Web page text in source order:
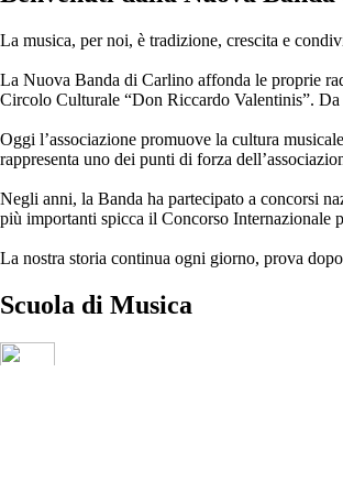
La musica, per noi, è tradizione, crescita e
La Nuova Banda di Carlino affonda le proprie
Circolo Culturale “Don Riccardo Valentinis”.
Oggi l’associazione promuove la cultura
rappresenta uno dei punti di forza
Negli anni, la Banda ha partecipato a concorsi
più importanti spicca il Concorso Internazionale
La nostra storia continua ogni giorno, prova
Scuola di Musica